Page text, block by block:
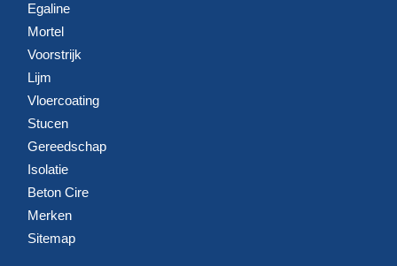
Egaline
Mortel
Voorstrijk
Lijm
Vloercoating
Stucen
Gereedschap
Isolatie
Beton Cire
Merken
Sitemap